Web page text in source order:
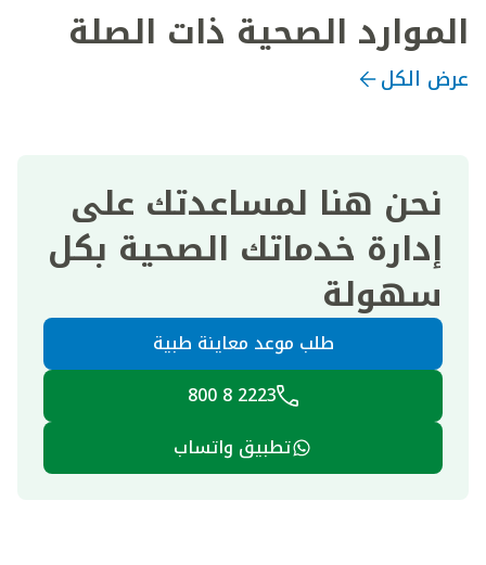
الموارد الصحية ذات الصلة
عرض الكل
نحن هنا لمساعدتك على
إدارة خدماتك الصحية بكل
سهولة
طلب موعد معاينة طبية
2223 8 800
تطبيق واتساب